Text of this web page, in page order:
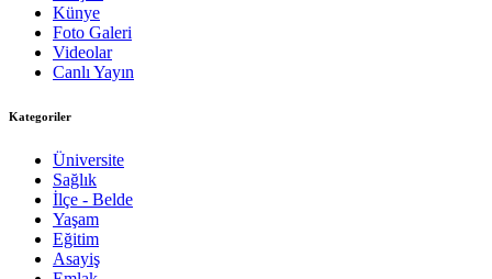
Künye
Foto Galeri
Videolar
Canlı Yayın
Kategoriler
Üniversite
Sağlık
İlçe - Belde
Yaşam
Eğitim
Asayiş